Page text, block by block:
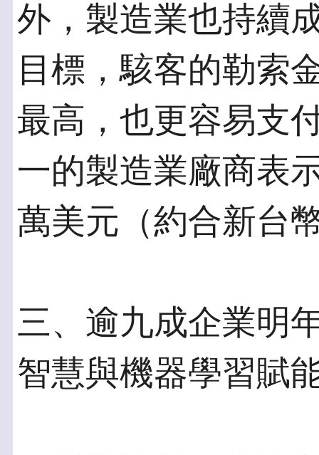
外，製造業也持續
目標，駭客的勒索
最高，也更容易支
一的製造業廠商表
萬美元（約合新台
三、逾九成企業明
智慧與機器學習賦